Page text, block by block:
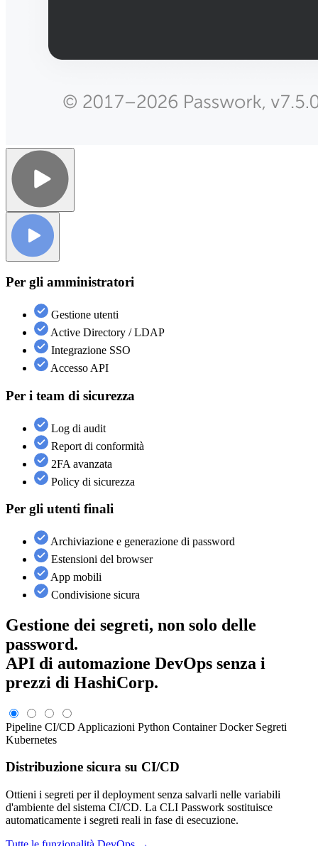
Per gli amministratori
Gestione utenti
Active Directory / LDAP
Integrazione SSO
Accesso API
Per i team di sicurezza
Log di audit
Report di conformità
2FA avanzata
Policy di sicurezza
Per gli utenti finali
Archiviazione e generazione di password
Estensioni del browser
App mobili
Condivisione sicura
Gestione dei segreti, non solo delle
password.
API di automazione DevOps senza i
prezzi di HashiCorp.
Pipeline CI/CD Applicazioni Python Container Docker Segreti
Kubernetes
Distribuzione sicura su CI/CD
Ottieni i segreti per il deployment senza salvarli nelle variabili
d'ambiente del sistema CI/CD. La CLI Passwork sostituisce
automaticamente i segreti reali in fase di esecuzione.